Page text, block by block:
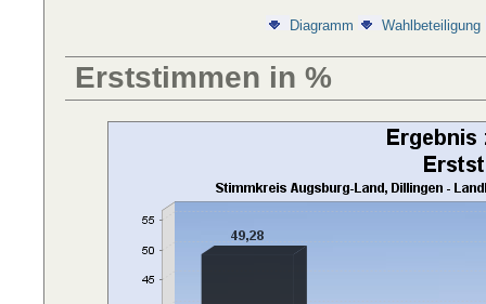
Diagramm Wahlbeteiligung
Erststimmen in %